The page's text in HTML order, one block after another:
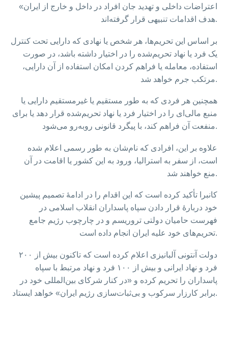
اعتراضات داخلی و تهدید جان افراد در داخل و خارج از ایران»
هدف اقدامات تنبیهی قرار گرفته‌اند.
بر اساس این تحریم‌ها، هر شخص یا نهادی که دارایی تحت کنترل
یک فرد یا نهاد تحریم‌شده را در اختیار داشته باشد، در صورت
استفاده، معامله یا فراهم کردن امکان استفاده از آن دارایی،
مرتکب جرم خواهد شد.
همچنین هر فردی که به طور مستقیم یا غیرمستقیم دارایی یا
منبع مالی‌ای را در اختیار فرد یا نهاد تحریم‌شده قرار دهد یا برای
منفعت آن فراهم کند، با پیگرد قانونی روبه‌رو می‌شود.
علاوه بر این، افرادی که نام‌شان به طور رسمی اعلام شده
است، از سفر به استرالیا، ورود به این کشور یا اقامت در آن
منع خواهند شد.
کانبرا تأکید کرده است که این اقدام را در ادامۀ تصمیم پیشین
خود دربارهٔ قرار دادن سپاه پاسداران انقلاب اسلامی در
فهرست حامیان دولتی تروریسم و در چارچوب رژیم جامع
تحریم‌های خود علیه ایران انجام داده است.
دولت آنتونی آلبانیزی اعلام کرده است که تاکنون بیش از ۲۰۰
فرد و نهاد ایرانی و بیش از ۱۰۰ فرد و نهاد مرتبط با سپاه
پاسداران را تحریم کرده و «در کنار شرکای بین‌المللی خود در
برابر کارزار سرکوب و بی‌ثبات‌سازی رژیم ایران» خواهد ایستاد.